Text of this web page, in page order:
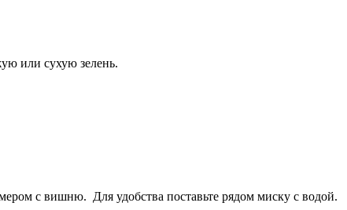
или сухую зелень.
с вишню. Для удобства поставьте рядом миску с водой.